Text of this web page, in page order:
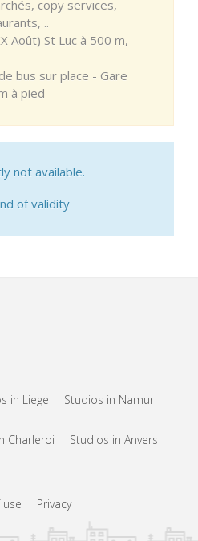
copy services,
..
Août) St Luc à 500 m,
bus sur place - Gare
à pied
not available.
of validity
in Liege
Studios in Namur
Charleroi
Studios in Anvers
Privacy